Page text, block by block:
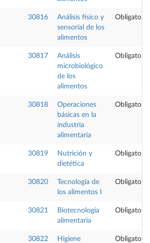
30816
Análisis físico y
sensorial de los
alimentos
Obligatoria
30817
Análisis
microbiológico
de los
alimentos
Obligatoria
30818
Operaciones
básicas en la
industria
alimentaria
Obligatoria
30819
Nutrición y
dietética
Obligatoria
30820
Tecnología de
los alimentos I
Obligatoria
30821
Biotecnología
alimentaria
Obligatoria
30822
Higiene
Obligatoria